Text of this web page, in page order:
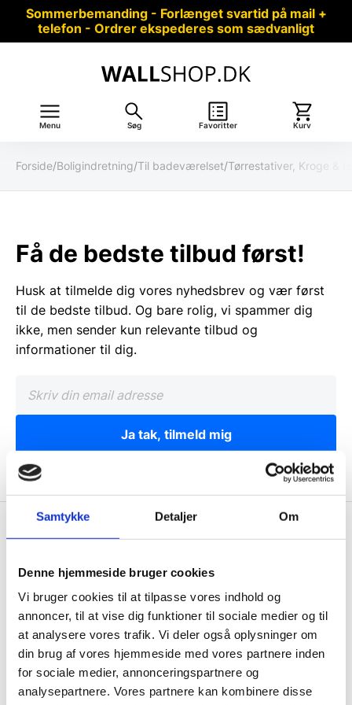
Samtykke Detaljer Om
Denne hjemmeside bruger cookies
Vi bruger cookies til at tilpasse vores indhold og
annoncer, til at vise dig funktioner til sociale medier og til
at analysere vores trafik. Vi deler også oplysninger om
din brug af vores hjemmeside med vores partnere inden
for sociale medier, annonceringspartnere og
analysepartnere. Vores partnere kan kombinere disse
Sommerbemanding - Forlænget svartid på mail +
telefon - Ordrer ekspederes som sædvanligt
Menu Søg Favoritter Kurv
Forside/Boligindretning/Til badeværelset/Tørrestativer, Kroge &
Få de bedste tilbud først!
Husk at tilmelde dig vores nyhedsbrev og vær først
til de bedste tilbud. Og bare rolig, vi spammer dig
ikke, men sender kun relevante tilbud og
informationer til dig.
Ja tak, tilmeld mig
Wallshop.dk
Gastrobutikken ApS
Rømersvej 33
7430 Ikast
CVR: 38952986
Telefon træffetid:
Tlf.71 99 30 98